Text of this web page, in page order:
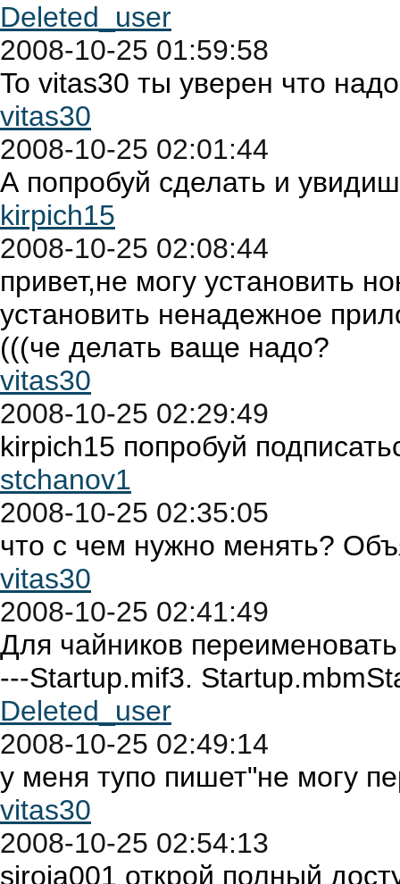
Deleted_user
2008-10-25 01:59:58
To vitas30 ты уверен что
vitas30
2008-10-25 02:01:44
А попробуй сделать и
kirpich15
2008-10-25 02:08:44
привет,не могу установить
установить ненадежное
(((че делать ваще надо?
vitas30
2008-10-25 02:29:49
kirpich15 попробуй
stchanov1
2008-10-25 02:35:05
что с чем нужно менять?
vitas30
2008-10-25 02:41:49
Для чайников
---Startup.mif3.
Deleted_user
2008-10-25 02:49:14
у меня тупо пишет"не могу
vitas30
2008-10-25 02:54:13
siroja001 открой полный